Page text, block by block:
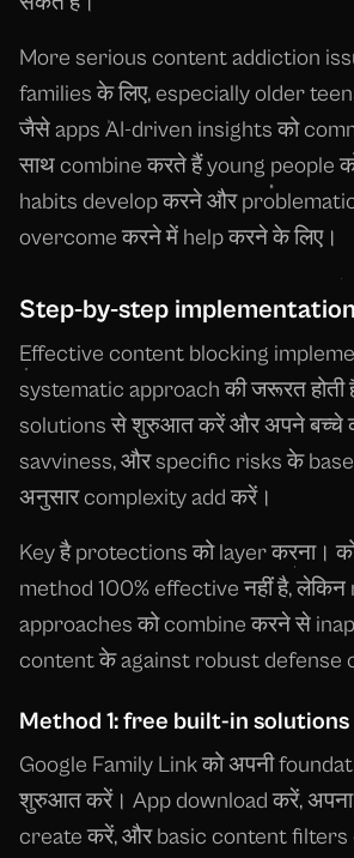
More serious content addiction
families के लिए, especially older
जैसे apps AI-driven insights को
साथ combine करते हैं young people
habits develop करने और
overcome करने में help करने के लिए।
Step-by-step
Effective content blocking
systematic approach की जरूरत
solutions से शुरुआत करें और अपने बच्चे
savviness, और specific risks के
अनुसार complexity add करें।
Key है protections को layer करना।
method 100% effective नहीं है,
approaches को combine करने से
content के against robust defense
Method 1: free built-in solutions
Google Family Link को अपनी
शुरुआत करें। App download करें,
create करें, और basic content